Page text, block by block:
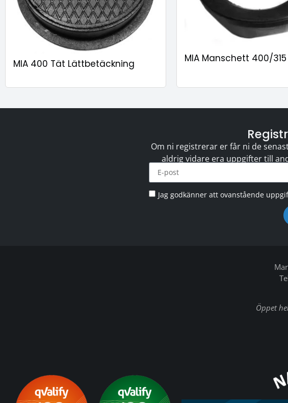
MIA 400 Tät Lättbetäckning MIA Manschett 400/
Om ni registrerar er får ni de
aldrig vidare era uppgifter till
Jag godkänner att ovanstående
Öppet